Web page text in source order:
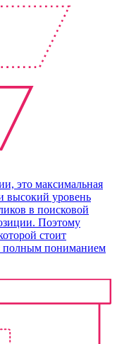
это максимальная
высокий уровень
в поисковой
Поэтому
стоит
полным пониманием